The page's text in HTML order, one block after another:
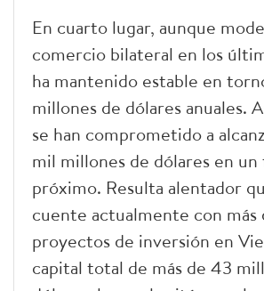
En cuarto lugar, aunque
comercio bilateral en los
ha mantenido estable en
millones de dólares anuales.
se han comprometido a
mil millones de dólares en
próximo. Resulta alentador
cuente actualmente con más
proyectos de inversión en
capital total de más de 43